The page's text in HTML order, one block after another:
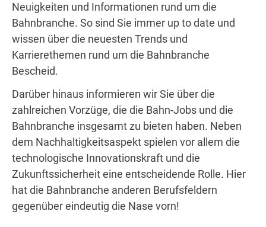
Neuigkeiten und Informationen rund um die
Bahnbranche. So sind Sie immer up to date und
wissen über die neuesten Trends und
Karrierethemen rund um die Bahnbranche
Bescheid.
Darüber hinaus informieren wir Sie über die
zahlreichen Vorzüge, die die Bahn-Jobs und die
Bahnbranche insgesamt zu bieten haben. Neben
dem Nachhaltigkeitsaspekt spielen vor allem die
technologische Innovationskraft und die
Zukunftssicherheit eine entscheidende Rolle. Hier
hat die Bahnbranche anderen Berufsfeldern
gegenüber eindeutig die Nase vorn!